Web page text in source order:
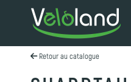
Retour au catalogue